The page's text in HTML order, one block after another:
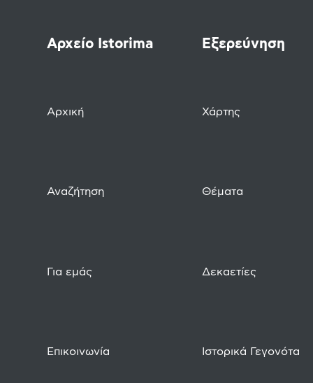
Αρχείο Istorima
Αρχική
Αναζήτηση
Για εμάς
Επικοινωνία
Εξερεύνηση
Χάρτης
Θέματα
Δεκαετίες
Ιστορικά Γεγονότα